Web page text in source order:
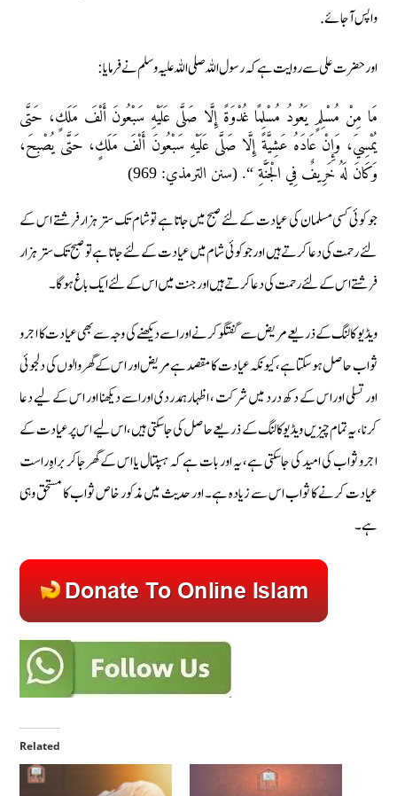
واپس آجائے.
اور حضرت علی سے روایت ہے کہ رسول اللہ صلی اللہ علیہ وسلم نے فرمایا:
مَا مِنْ مُسْلِمٍ يَعُودُ مُسْلِمًا غُدْوَةً إِلَّا صَلَّى عَلَيْهِ سَبْعُونَ أَلْفَ مَلَكٍ، حَتَّى
يُمْسِيَ، وَإِنْ عَادَهُ عَشِيَّةً إِلَّا صَلَّى عَلَيْهِ سَبْعُونَ أَلْفَ مَلَكٍ، حَتَّى يُصْبِحَ،
وَكَانَ لَهُ خَرِيفٌ فِي الْجَنَّةِ “. (سنن الترمذي: 969)
جو کوئی کسی مسلمان کی عیادت کے لئے صبح میں جاتا ہے تو شام تک ستر ہزار فرشتے اس کے
لئے رحمت کی دعا کرتے ہیں اور جو کوئی شام میں عیادت کے لئے جاتا ہے تو صبح تک ستر ہزار
فرشتے اس کے لئے رحمت کی دعا کرتے ہیں اور جنت میں اس کے لئے ایک باغ ہوگا۔
ویڈیو کالنگ کے ذریعے مریض سے گفتگو کرنے اوراسے دیکھنے کی وجہ سے بھی عیادت کا اجرو
ثواب حاصل ہوسکتا ہے، کیونکہ عیادت کا مقصد ہے مریض اور اس کے گھر والوں کی دلجوئی
اور تسلی اوراس کے دکھ درد میں شرکت ، اظہارہمدردی اوراسے دیکھنا اور اس کے لیے دعا
کرنا، یہ تمام چیزیں ویڈیو کالنگ کے ذریعے حاصل کی جاسکتی ہیں، اس لیے اس پر عیادت کے
اجرو ثواب کی امید کی جاسکتی ہے، یہ اور بات ہے کہ ہسپتال یا اس کے گھرجاکر براہِ راست
عیادت کرنے کا ثواب اس سے زیادہ ہے۔ اور حدیث میں مذکور خاص ثواب کا مستحق وہی
ہے۔
Related